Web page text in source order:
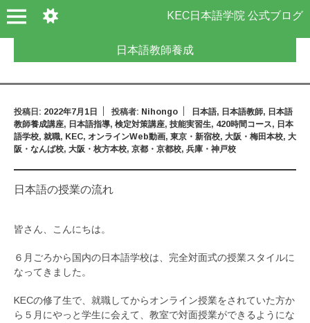
KEC日本語学院 公式ブログ
日本語教師養成
投稿日: 2022年7月1日 投稿者: Nihongo 日本語, 日本語教師, 日本語
教師養成講座, 日本語指導, 検定対策講座, 技能実習生, 420時間コース, 日本
語学校, 就職, KEC, オンラインWeb動画, 東京・新宿校, 大阪・梅田本校, 大
阪・なんば校, 大阪・枚方本校, 京都・京都校, 兵庫・神戸校
日本語の授業の流れ
皆さん、こんにちは。
６月ごろから国内の日本語学校は、完全対面式の授業スタイルに
なってきました。
KECの修了生で、就職してからオンライン授業をされていた方か
ら５月にやっと学生に会えて、教室で対面授業ができるようにな